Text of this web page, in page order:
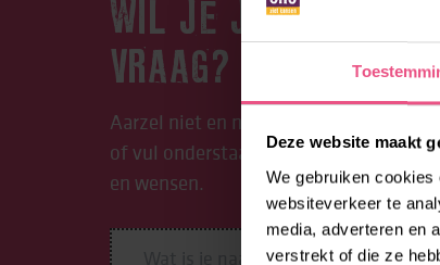
Deze website maakt
We gebruiken
websiteverkeer te
media, adverteren en
verstrekt of die ze
WIL JE JE
VRAAG?
Aarzel niet en neem contact op met
of vul onderstaand formulier in. We
en wensen.